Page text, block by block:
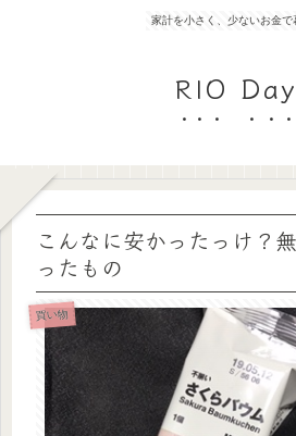
家計を小さく、少ないお金で
RIO
こんなに安かったっけ？
ったもの
買い物